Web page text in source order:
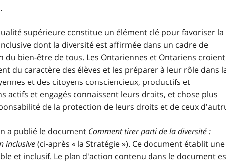
supérieure constitue un élément clé pour favoriser la
dont la diversité est affirmée dans un cadre de
bien-être de tous. Les Ontariennes et Ontariens croient
du caractère des élèves et les préparer à leur rôle dans
et des citoyens consciencieux, productifs et
actifs et engagés connaissent leurs droits, et chose plus
de la protection de leurs droits et de ceux
a publié le document Comment tirer parti de la diversité :
inclusive(ci-après « la Stratégie »). Ce document établit une
et inclusif. Le plan d'action contenu dans le document